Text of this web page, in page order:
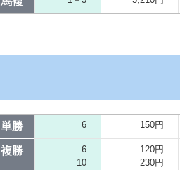
単勝 6 150円
複勝
6
10
120円
230円